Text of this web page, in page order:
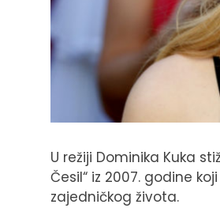
U režiji Dominika Kuka
Česil“ iz 2007. godine
zajedničkog života.